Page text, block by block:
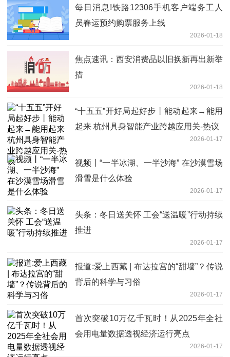
每日消息!铁路12306手机客户端务工人
员春运预约购票服务上线
2026-01-18
焦点速讯：西安消费品以旧换新再出新举
措
2026-01-18
“十五五”开好局起好步丨能动起来→能用
起来 杭州具身智能产业跨越应用关-热议
2026-01-17
视频丨“一半冰湖、一半沙海” 在沙漠雪场
滑雪是什么体验
2026-01-17
头条：冬日送关怀 工会“送温暖”行动持续
推进
2026-01-17
报道:爱上西藏 | 布达拉宫的“甜墙”？传说
背后的科学与习俗
2026-01-17
首次突破10万亿千瓦时！从2025年全社
会用电量数据透视经济运行亮点
2026-01-17